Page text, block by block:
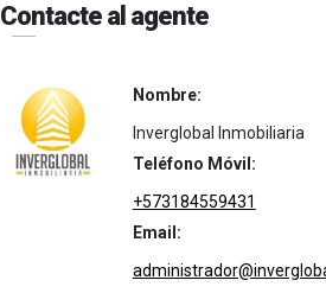
Contacte al agente
Nombre:
Inverglobal Inmobiliaria
Teléfono Móvil:
+573184559431
Email: